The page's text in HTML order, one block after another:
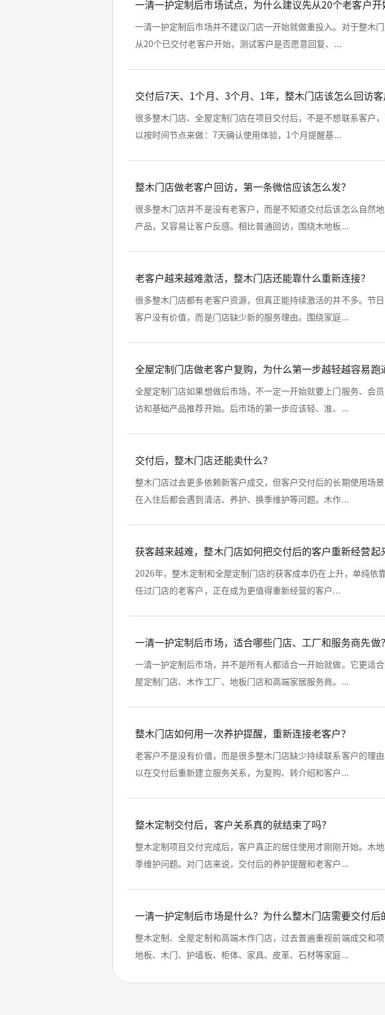
一清一护定制后市场试点，为什么建议先从20个老客户开
一清一护定制后市场并不建议门店一开始就做重投入。对于整木
从20个已交付老客户开始，测试客户是否愿意回复、...
交付后7天、1个月、3个月、1年，整木门店该怎么回访客
很多整木门店、全屋定制门店在项目交付后，不是不想联系客户
以按时间节点来做：7天确认使用体验，1个月提醒基...
整木门店做老客户回访，第一条微信应该怎么发？
很多整木门店并不是没有老客户，而是不知道交付后该怎么自
产品，又容易让客户反感。相比普通回访，围绕木地板...
老客户越来越难激活，整木门店还能靠什么重新连接？
很多整木门店都有老客户资源，但真正能持续激活的并不多。节
客户没有价值，而是门店缺少新的服务理由。围绕家庭...
全屋定制门店做老客户复购，为什么第一步越轻越容易跑
全屋定制门店如果想做后市场，不一定一开始就要上门服务、会
访和基础产品推荐开始。后市场的第一步应该轻、准、...
交付后，整木门店还能卖什么？
整木门店过去更多依赖新客户成交，但客户交付后的长期使用场
在入住后都会遇到清洁、养护、换季维护等问题。木作...
获客越来越难，整木门店如何把交付后的客户重新经营起
2026年，整木定制和全屋定制门店的获客成本仍在上升，单纯
任过门店的老客户，正在成为更值得重新经营的客户...
一清一护定制后市场，适合哪些门店、工厂和服务商先做？
一清一护定制后市场，并不是所有人都适合一开始就做。它更适
屋定制门店、木作工厂、地板门店和高端家居服务商。...
整木门店如何用一次养护提醒，重新连接老客户？
老客户不是没有价值，而是很多整木门店缺少持续联系客户的理
以在交付后重新建立服务关系，为复购、转介绍和客户...
整木定制交付后，客户关系真的就结束了吗？
整木定制项目交付完成后，客户真正的居住使用才刚刚开始。木
季维护问题。对门店来说，交付后的养护提醒和老客户...
一清一护定制后市场是什么？为什么整木门店需要交付后
整木定制、全屋定制和高端木作门店，过去普遍重视前端成交和
地板、木门、护墙板、柜体、家具、皮革、石材等家庭...